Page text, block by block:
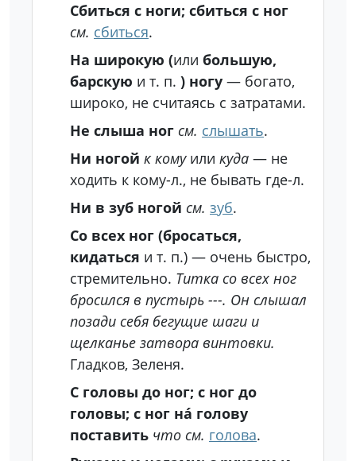
Сбиться с ноги; сбиться с ног
см. сбиться.
На широкую (или большую,
барскую и т. п. ) ногу — богато,
широко, не считаясь с затратами.
Не слыша ног см. слышать.
Ни ногой к комуили куда — не
ходить к кому-л., не бывать где-л.
Ни в зуб ногой см. зуб.
Со всех ног (бросаться,
кидаться и т. п.) — очень быстро,
стремительно. Титка со всех ног
бросился в пустырь ---. Он слышал
позади себя бегущие шаги и
щелканье затвора винтовки.
Гладков, Зеленя.
С головы до ног; с ног до
головы; с ног на́ голову
поставить что см. голова.